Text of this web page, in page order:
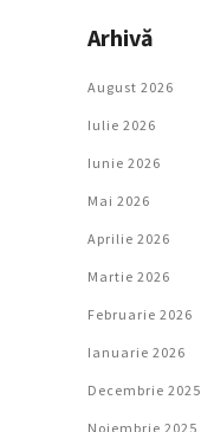
Arhivă
August 2026
Iulie 2026
Iunie 2026
Mai 2026
Aprilie 2026
Martie 2026
Februarie 2026
Ianuarie 2026
Decembrie 2025
Noiembrie 2025